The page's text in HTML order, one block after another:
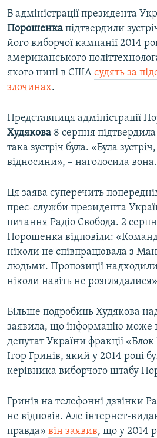
В адміністрації президента
Порошенка підтвердили
його виборчої кампанії 2014
американського
якого нині в США судять за
злочинах.
Представниця адміністрації
Худякова 8 серпня підтвердила
така зустріч була. «Була
відносини», – наголосила вона.
Ця заява суперечить
прес-служби президента
питання Радіо Свобода. 2
Порошенка відповіли:
ніколи не співпрацювала з
людьми. Пропозиції
ніколи навіть не
Більше подробиць Худякова
заявила, що інформацію може
депутат України фракції
Ігор Гринів, який у 2014 році
керівника виборчого штабу
Гринів на телефонні дзвінки
не відповів. Але інтернет-
правда» він заявив, що у 2014